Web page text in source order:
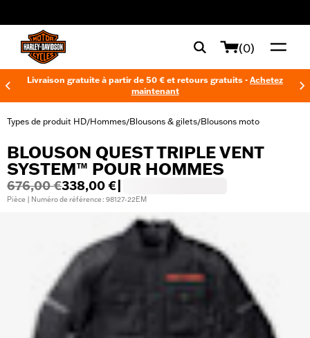
(0)
Livraison gratuite à partir de 50 € et retours gratuits - Achetez
maintenant
Types de produit HD/Hommes/Blousons & gilets/Blousons moto
BLOUSON QUEST TRIPLE VENT
SYSTEM™ POUR HOMMES
676,00 €338,00 €
Pièce | Numéro de référence : 98127-22EM